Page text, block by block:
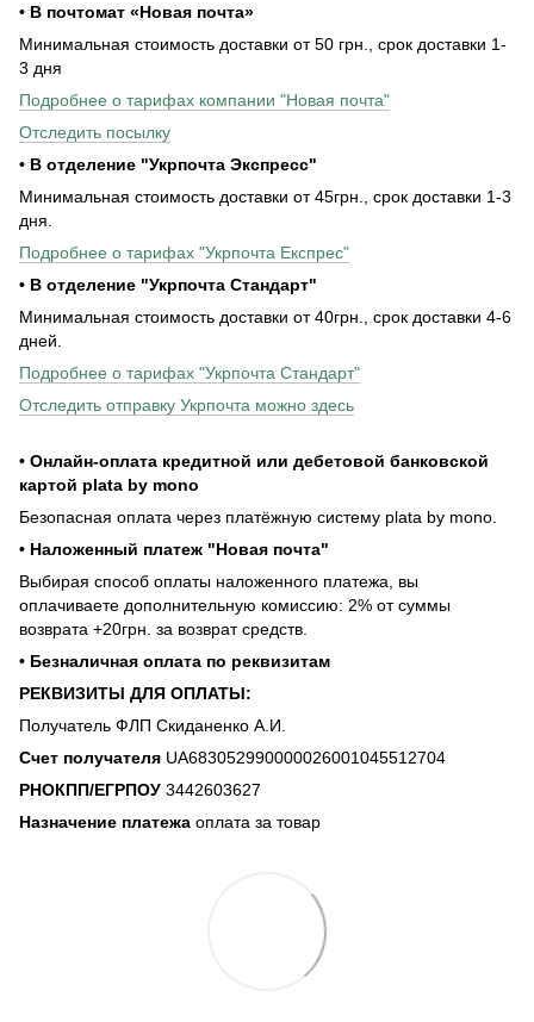
• В почтомат «Новая почта»
Минимальная стоимость доставки от 50 грн., срок доставки 1-
3 дня
Подробнее о тарифах компании "Новая почта"
Отследить посылку
• В отделение "Укрпочта Экспресс"
Минимальная стоимость доставки от 45грн., срок доставки 1-3
дня.
Подробнее о тарифах "Укрпочта Експрес"
• В отделение "Укрпочта Стандарт"
Минимальная стоимость доставки от 40грн., срок доставки 4-6
дней.
Подробнее о тарифах "Укрпочта Стандарт"
Отследить отправку Укрпочта можно здесь
• Онлайн-оплата кредитной или дебетовой банковской
картой plata by mono
Безопасная оплата через платёжную систему plata by mono.
• Наложенный платеж "Новая почта"
Выбирая способ оплаты наложенного платежа, вы
оплачиваете дополнительную комиссию: 2% от суммы
возврата +20грн. за возврат средств.
• Безналичная оплата по реквизитам
РЕКВИЗИТЫ ДЛЯ ОПЛАТЫ:
Получатель ФЛП Скиданенко А.И.
Счет получателя UA683052990000026001045512704
РНОКПП/ЕГРПОУ 3442603627
Назначение платежа оплата за товар